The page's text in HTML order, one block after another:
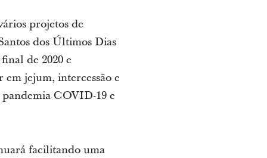
projetos de
dos Últimos Dias
de 2020 e
jejum, intercessão e
COVID-19 e
facilitando uma